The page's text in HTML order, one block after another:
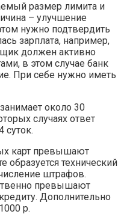
размер лимита и
– улучшение
нужно подтвердить
зарплата, например,
должен активно
в этом случае банк
При себе нужно иметь
около 30
случаях ответ
суток.
карт превышают
образуется технический
штрафов.
превышают
Дополнительно
р.